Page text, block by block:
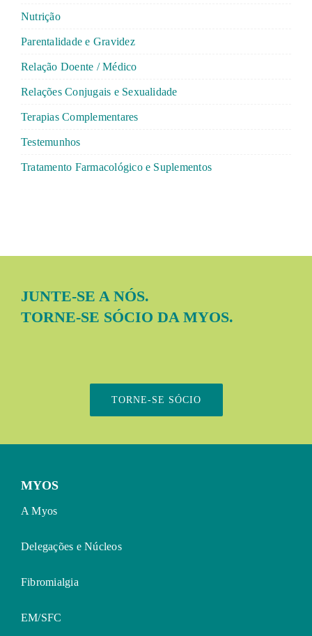
Nutrição
Parentalidade e Gravidez
Relação Doente / Médico
Relações Conjugais e Sexualidade
Terapias Complementares
Testemunhos
Tratamento Farmacológico e Suplementos
JUNTE-SE A NÓS.
TORNE-SE SÓCIO DA MYOS.
TORNE-SE SÓCIO
MYOS
A Myos
Delegações e Núcleos
Fibromialgia
EM/SFC